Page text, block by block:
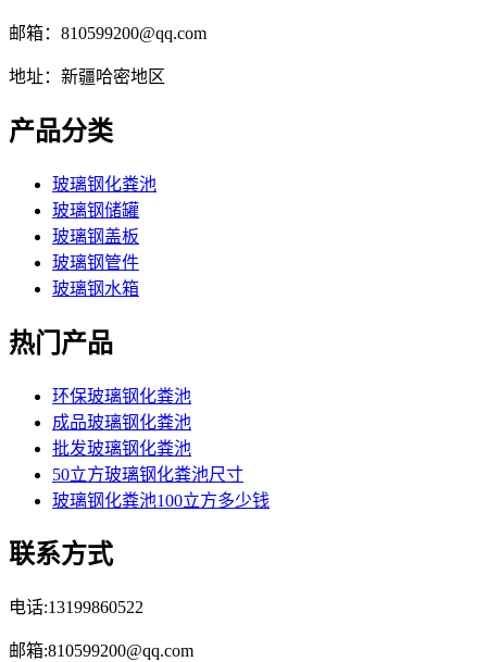
邮箱：810599200@qq.com
地址：新疆哈密地区
产品分类
玻璃钢化粪池
玻璃钢储罐
玻璃钢盖板
玻璃钢管件
玻璃钢水箱
热门产品
环保玻璃钢化粪池
成品玻璃钢化粪池
批发玻璃钢化粪池
50立方玻璃钢化粪池尺寸
玻璃钢化粪池100立方多少钱
联系方式
电话:13199860522
邮箱:810599200@qq.com